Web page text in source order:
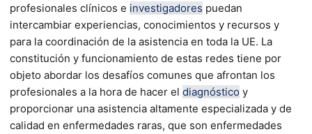
profesionales clínicos e investigadores puedan
intercambiar experiencias, conocimientos y recursos y
para la coordinación de la asistencia en toda la UE. La
constitución y funcionamiento de estas redes tiene por
objeto abordar los desafíos comunes que afrontan los
profesionales a la hora de hacer el diagnóstico y
proporcionar una asistencia altamente especializada y de
calidad en enfermedades raras, que son enfermedades